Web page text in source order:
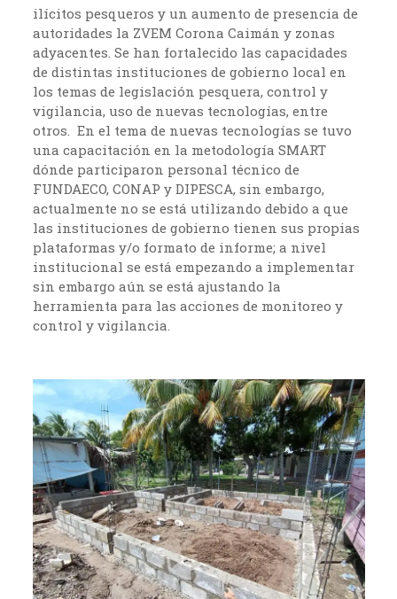
ilícitos pesqueros y un aumento de presencia de
autoridades la ZVEM Corona Caimán y zonas
adyacentes. Se han fortalecido las capacidades
de distintas instituciones de gobierno local en
los temas de legislación pesquera, control y
vigilancia, uso de nuevas tecnologías, entre
otros. En el tema de nuevas tecnologías se tuvo
una capacitación en la metodología SMART
dónde participaron personal técnico de
FUNDAECO, CONAP y DIPESCA, sin embargo,
actualmente no se está utilizando debido a que
las instituciones de gobierno tienen sus propias
plataformas y/o formato de informe; a nivel
institucional se está empezando a implementar
sin embargo aún se está ajustando la
herramienta para las acciones de monitoreo y
control y vigilancia.